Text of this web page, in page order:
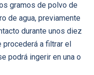
gramos de polvo de
de agua, previamente
durante unos diez
a filtrar el
podrá ingerir en una o